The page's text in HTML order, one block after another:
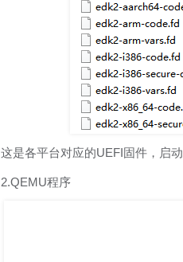
这是各平台对应的UEFI固件，启
2.QEMU程序